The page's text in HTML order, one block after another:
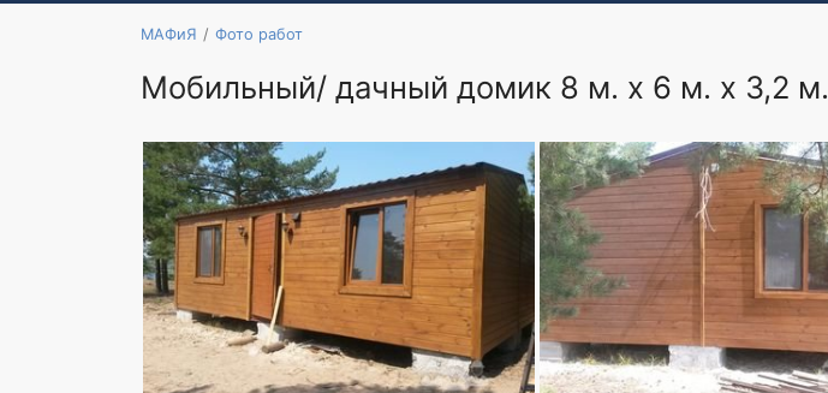
МАФиЯ Фото работ
Мобильный/ дачный домик 8 м. х 6 м. х 3,2 м.